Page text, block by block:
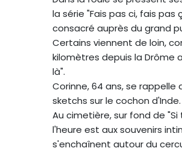
la série "Fais pas ci, fais pas
consacré auprès du grand
Certains viennent de loin,
kilomètres depuis la
là".
Corinne, 64 ans, se
sketchs sur le cochon d'Inde.
Au cimetière, sur fond de
l'heure est aux souvenirs
s'enchaînent autour du